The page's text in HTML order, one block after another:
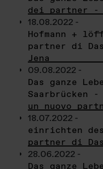
dei partner -
18.08.2022 -
Hofmann +
partner di
Jena
09.08.2022 -
Das ganze
Saarbrücken
un nuovo
18.07.2022 -
einrichten
partner di
28.06.2022 -
Das ganze